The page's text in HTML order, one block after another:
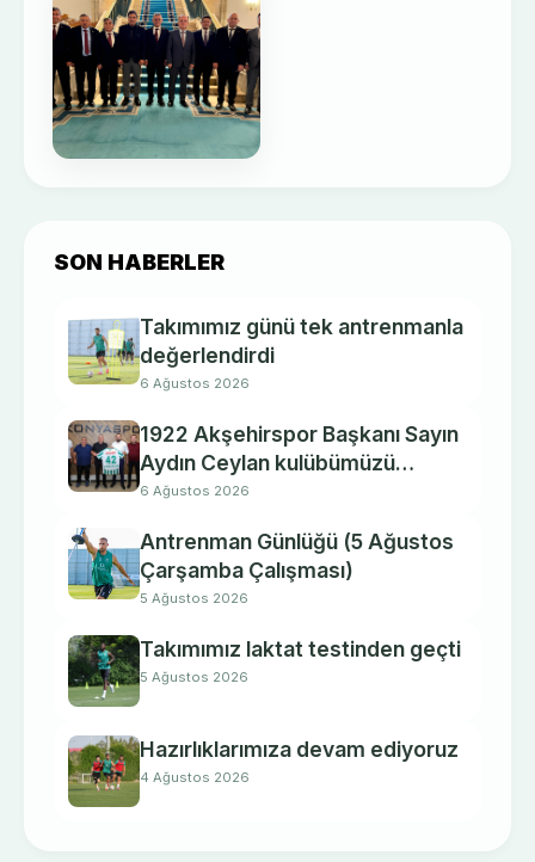
SON HABERLER
Takımımız günü tek antrenmanla
değerlendirdi
6 Ağustos 2026
1922 Akşehirspor Başkanı Sayın
Aydın Ceylan kulübümüzü
ziyaret etti.
6 Ağustos 2026
Antrenman Günlüğü (5 Ağustos
Çarşamba Çalışması)
5 Ağustos 2026
Takımımız laktat testinden geçti
5 Ağustos 2026
Hazırlıklarımıza devam ediyoruz
4 Ağustos 2026